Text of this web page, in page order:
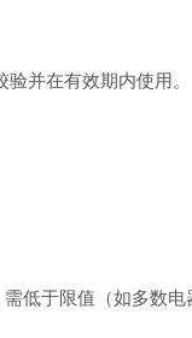
并在有效期内使用。
低于限值（如多数电